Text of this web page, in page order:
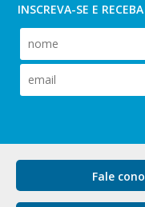
INSCREVA-SE E
Fale